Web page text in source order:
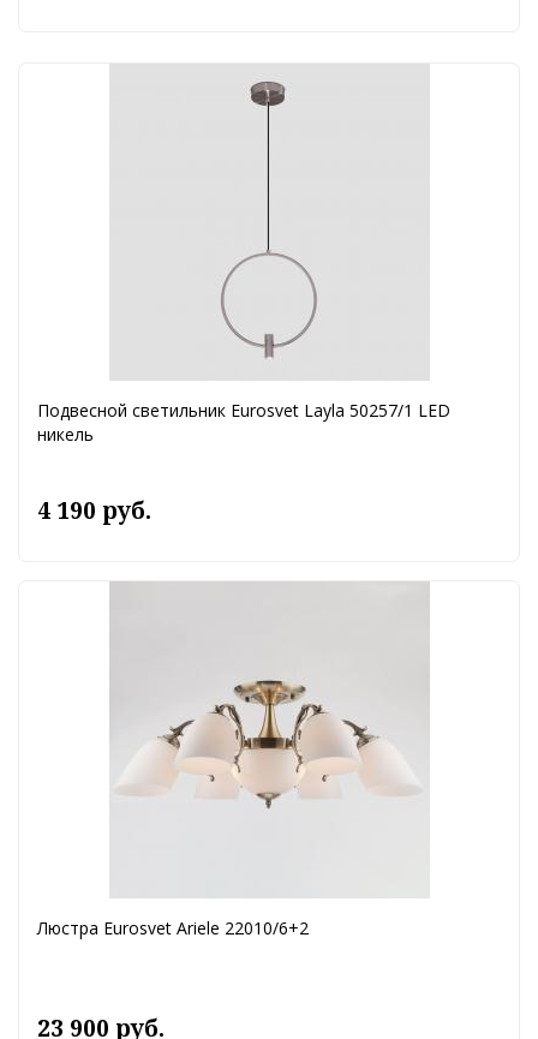
Подвесной светильник Eurosvet Layla 50257/1 LED
никель
4 190 руб.
Люстра Eurosvet Ariele 22010/6+2
23 900 руб.